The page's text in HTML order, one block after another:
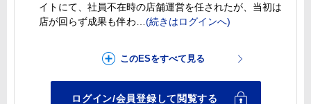
イトにて、社員不在時の店舗運営を任されたが、当初は
店が回らず成果も伴わ